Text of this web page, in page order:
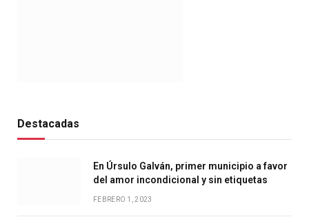
Destacadas
En Úrsulo Galván, primer municipio a favor
del amor incondicional y sin etiquetas
FEBRERO 1, 2023